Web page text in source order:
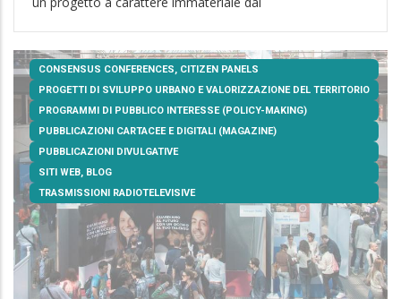
CONSENSUS CONFERENCES, CITIZEN PANELS
PROGETTI DI SVILUPPO URBANO E VALORIZZAZIONE DEL TERRITORIO
PROGRAMMI DI PUBBLICO INTERESSE (POLICY-MAKING)
PUBBLICAZIONI CARTACEE E DIGITALI (MAGAZINE)
PUBBLICAZIONI DIVULGATIVE
SITI WEB, BLOG
TRASMISSIONI RADIOTELEVISIVE